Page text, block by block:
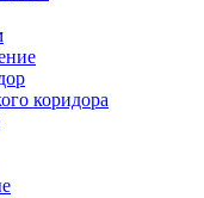
коридора